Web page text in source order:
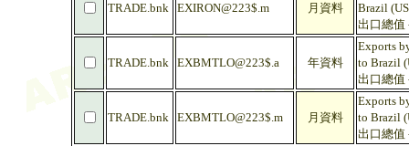
TRADE.bnk EXIRON@223$.m 月資料
Brazil
出口總值
TRADE.bnk EXBMTLO@223$.a 年資料
Exports
to Brazil
出口總值
TRADE.bnk EXBMTLO@223$.m 月資料
Exports
to Brazil
出口總值